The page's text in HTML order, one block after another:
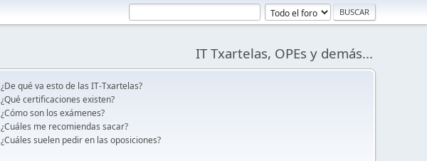
IT Txartelas, OPEs y demás...
¿De qué va esto de las IT-Txartelas?
¿Qué certificaciones existen?
¿Cómo son los exámenes?
¿Cuáles me recomiendas sacar?
¿Cuáles suelen pedir en las oposiciones?